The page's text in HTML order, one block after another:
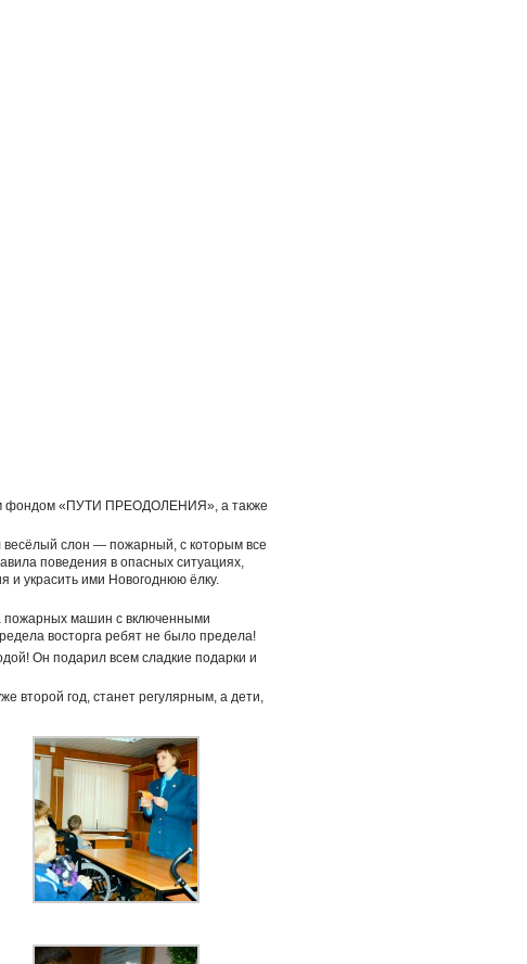
фондом «ПУТИ ПРЕОДОЛЕНИЯ», а также
весёлый слон — пожарный, с которым все
поведения в опасных ситуациях,
и украсить ими Новогоднюю ёлку.
пожарных машин с включенными
восторга ребят не было предела!
Он подарил всем сладкие подарки и
второй год, станет регулярным, а дети,